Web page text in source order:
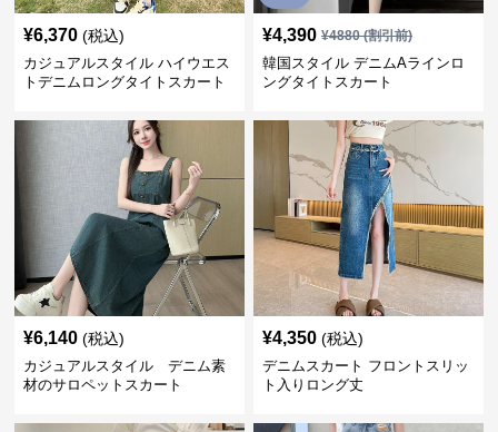
¥6,370 (税込)
カジュアルスタイル ハイウエス
トデニムロングタイトスカート
¥4,390 ¥4880(割引前)
韓国スタイル デニムAラインロ
ングタイトスカート
¥6,140 (税込)
カジュアルスタイル デニム素
材のサロペットスカート
¥4,350 (税込)
デニムスカート フロントスリッ
ト入りロング丈